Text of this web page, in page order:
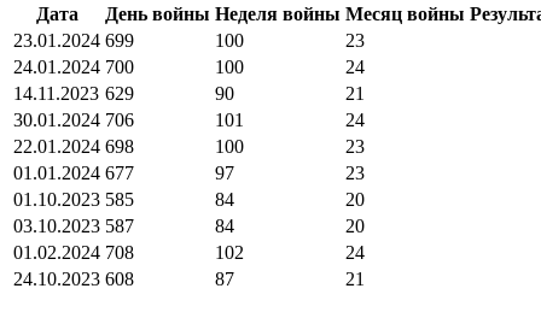
Дата День войны Неделя войны Месяц войны
23.01.2024 699 100
23
24.01.2024 700 100
24
14.11.2023 629 90
21
30.01.2024 706 101
24
22.01.2024 698 100
23
01.01.2024 677 97
23
01.10.2023 585 84
20
03.10.2023 587 84
20
01.02.2024 708 102
24
24.10.2023 608 87 21